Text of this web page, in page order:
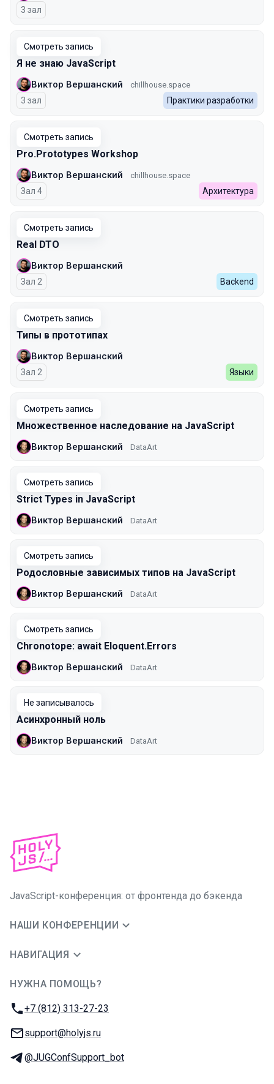
3 зал
Смотреть запись
Я не знаю JavaScript
Виктор Вершанский chillhouse.space
3 зал Практики разработки
Смотреть запись
Pro.Prototypes Workshop
Виктор Вершанский chillhouse.space
Зал 4 Архитектура
Смотреть запись
Real DTO
Виктор Вершанский
Зал 2 Backend
Смотреть запись
Типы в прототипах
Виктор Вершанский
Зал 2 Языки
Смотреть запись
Множественное наследование на JavaScript
Виктор Вершанский DataArt
Смотреть запись
Strict Types in JavaScript
Виктор Вершанский DataArt
Смотреть запись
Родословные зависимых типов на JavaScript
Виктор Вершанский DataArt
Смотреть запись
Chronotope: await Eloquent.Errors
Виктор Вершанский DataArt
Не записывалось
Асинхронный ноль
Виктор Вершанский DataArt
JavaScript-конференция: от фронтенда до бэкенда
НАШИ КОНФЕРЕНЦИИ
НАВИГАЦИЯ
НУЖНА ПОМОЩЬ?
Телефон:
+7 (812) 313-27-23
E-mail:
support@holyjs.ru
Телеграм:
@JUGConfSupport_bot